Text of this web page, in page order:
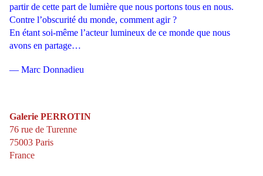
partir de cette part de lumière que nous portons tous en nous.
Contre l’obscurité du monde, comment agir ?
En étant soi-même l’acteur lumineux de ce monde que nous
avons en partage…
— Marc Donnadieu
Galerie PERROTIN
76 rue de Turenne
75003 Paris
France